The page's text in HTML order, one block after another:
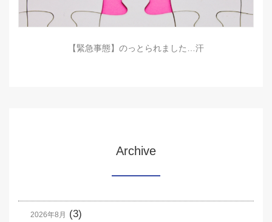
【緊急事態】のっとられました…汗
Archive
2026年8月 (3)